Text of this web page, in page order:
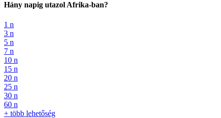
Hány napig utazol Afrika-ban?
1 n
3 n
5 n
7 n
10 n
15 n
20 n
25 n
30 n
60 n
+ több lehetőség